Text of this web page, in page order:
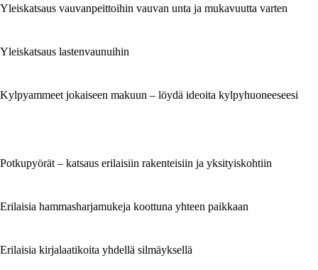
Yleiskatsaus vauvanpeittoihin vauvan unta ja mukavuutta varten
Yleiskatsaus lastenvaunuihin
Kylpyammeet jokaiseen makuun – löydä ideoita kylpyhuoneeseesi
Potkupyörät – katsaus erilaisiin rakenteisiin ja yksityiskohtiin
Erilaisia hammasharjamukeja koottuna yhteen paikkaan
Erilaisia kirjalaatikoita yhdellä silmäyksellä